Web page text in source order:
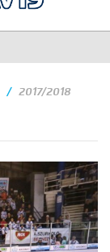
2017/2018